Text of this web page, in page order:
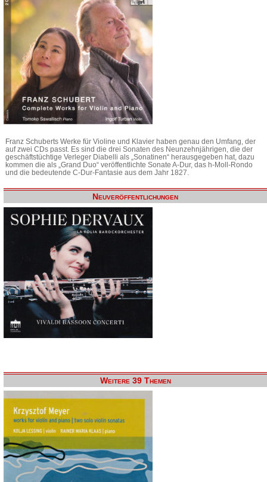
Franz Schuberts Werke für Violine und Klavier haben genau den Umfang, der
auf zwei CDs passt. Es sind die drei Sonaten des Neunzehnjährigen, die der
geschäftstüchtige Verleger Diabelli als „Sonatinen“ herausgegeben hat, dazu
kommen die als „Grand Duo“ veröffentlichte Sonate A-Dur, das h-Moll-Rondo
und die bedeutende C-Dur-Fantasie aus dem Jahr 1827.
Neuveröffentlichungen
Weitere 39 Themen